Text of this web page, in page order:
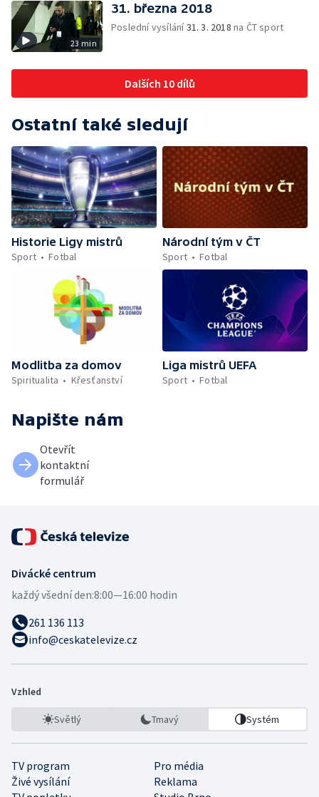
23 min
31. března 2018
Poslední vysílání31. 3. 2018 na ČT sport
Dalších 10 dílů
Ostatní také sledují
Historie Ligy mistrů
Sport
Fotbal
Národní tým v ČT
Sport
Fotbal
Modlitba za domov
Spiritualita
Křesťanství
Liga mistrů UEFA
Sport
Fotbal
Napište nám
Otevřít
kontaktní
formulář
Divácké centrum
každý všední den:8:00—16:00 hodin
261 136 113
info@ceskatelevize.cz
Vzhled
Světlý Tmavý Systém
TV program
Pro média
Živé vysílání
Reklama